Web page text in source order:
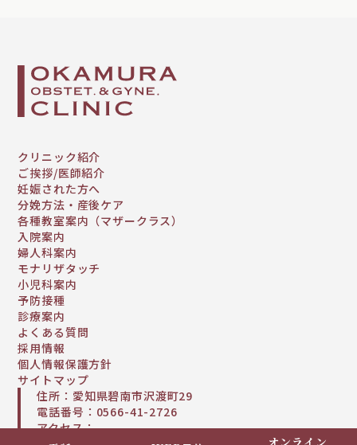
オンライン
クリニック紹介
ご挨拶/医師紹介
妊娠された方へ
分娩方法・産後ケア
各種教室案内（マザークラス）
入院案内
婦人科案内
モナリザタッチ
小児科案内
予防接種
診療案内
よくある質問
採用情報
個人情報保護方針
サイトマップ
住所：愛知県碧南市沢渡町29
電話番号：0566-41-2726
アクセス：